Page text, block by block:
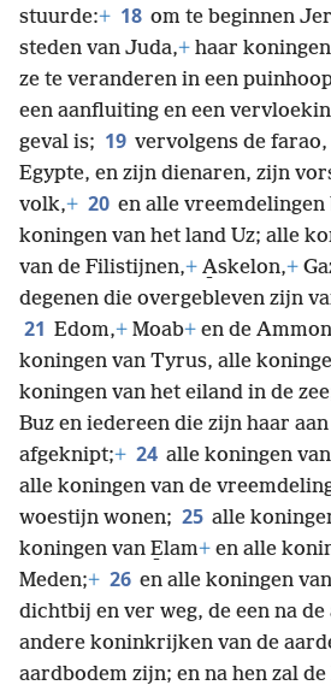
stuurde:+ 18 om te beginnen
steden van Juda,+ haar
ze te veranderen in een
een aanfluiting en een
geval is; 19 vervolgens de
Egypte, en zijn dienaren, zijn
volk,+ 20 en alle
koningen van het land Uz; alle
van de Filistijnen,+ A̱skelon,+
degenen die overgebleven zijn
21 Edom,+ Moab+ en de
koningen van Tyrus, alle
koningen van het eiland in de
Buz en iedereen die zijn haar
afgeknipt;+ 24 alle koningen
alle koningen van de
woestijn wonen; 25 alle
koningen van E̱lam+ en alle
Meden;+ 26 en alle koningen
dichtbij en ver weg, de een na
andere koninkrijken van de
aardbodem zijn; en na hen zal